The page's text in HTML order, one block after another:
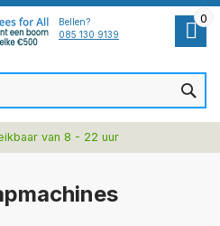
Bellen?
085 130 9139
0
van 8 - 22 uur